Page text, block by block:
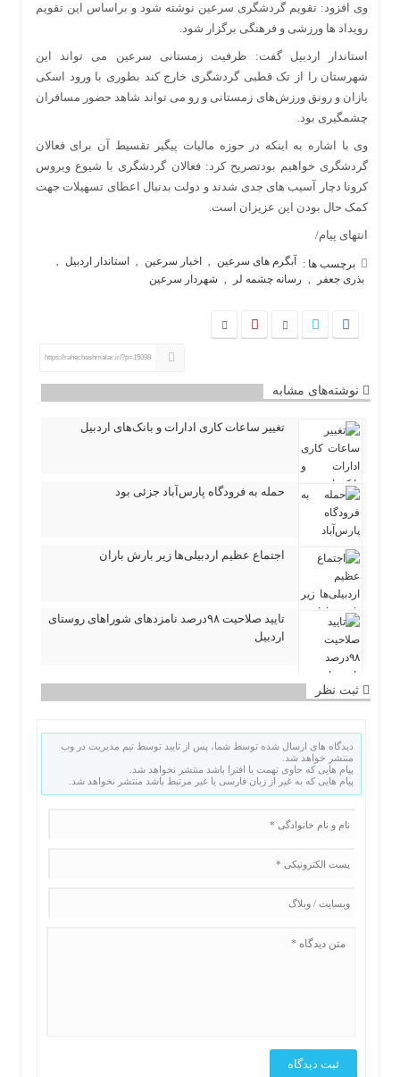
وی افزود: تقویم گردشگری سرعین نوشته شود و براساس‌ این تقویم
رویداد ها ورزشی و فرهنگی برگزار شود.
استاندار اردبیل گفت: ظرفیت زمستانی سرعین می تواند این
شهرستان را از تک قطبی گردشگری خارج کند بطوری با ورود اسکی
بازان و رونق ورزش‌های زمستانی و رو می تواند شاهد حضور مسافران
چشمگیری بود.
وی با اشاره به اینکه در حوزه مالیات پیگیر تقسیط آن برای فعالان
گردشگری خواهیم بودتصریح کرد: فعالان گردشگری با شیوع ویروس
کرونا دچار آسیب های جدی شدند و دولت بدنبال اعطای تسهیلات جهت
کمک حال بودن این عزیزان است.
انتهای پیام/
برچسب ها : آبگرم های سرعین , اخبار سرعین , استاندار اردبیل ,
بذری جعفر , رسانه چشمه لر , شهردار سرعین
https://rahecheshmalar.ir/?p=15098
نوشته‌های مشابه
تغییر ساعات کاری ادارات و بانک‌های اردبیل
حمله به فرودگاه پارس‌‌آباد جزئی بود
اجتماع عظیم اردبیلی‌ها زیر بارش باران
تایید صلاحیت ۹۸درصد نامزدهای شوراهای روستای
اردبیل
ثبت نظر
دیدگاه های ارسال شده توسط شما، پس از تایید توسط تیم مدیریت در وب
منتشر خواهد شد.
پیام هایی که حاوی تهمت یا افترا باشد منتشر نخواهد شد.
پیام هایی که به غیر از زبان فارسی یا غیر مرتبط باشد منتشر نخواهد شد.